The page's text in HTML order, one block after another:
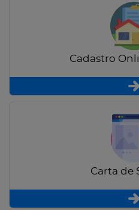
Cadastro
Carta de